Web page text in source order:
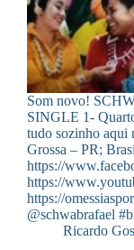
Som novo!
SINGLE 1-
tudo sozinho aqui
Grossa – PR;
https://
https://
https://
@schwabrafael
Ricardo